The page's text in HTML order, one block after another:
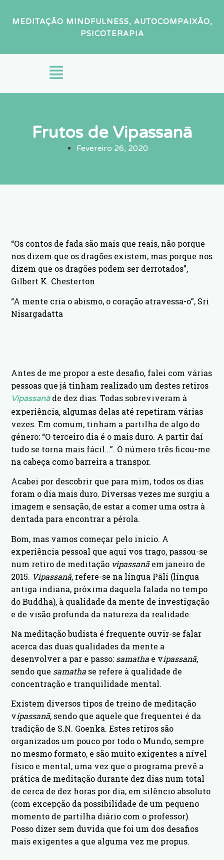
MEDITAÇÃO MINDFULNESS, AUTOCOMPAIXÃO,
PSICOTERAPIA
Frutos de Vipassanā
Fevereiro 26, 2020
“Os contos de fada são mais que reais, não porque
nos dizem que os dragões existem, mas porque nos
dizem que os dragões podem ser derrotados”,
Gilbert K. Chesterton
“A mente cria o abismo, o coração atravessa-o”, Sri
Nisargadatta
Antes de me propor a este desafio, falei com várias
pessoas que já tinham realizado um destes retiros
Vipassanā de dez dias. Todas sobreviveram à
experiência, algumas delas até repetiram várias
vezes. Em comum, tinham a partilha de algo do
género: “O terceiro dia é o mais duro. A partir daí
tudo se torna mais fácil…”. O número três ficou-me
na cabeça como barreira a transpor.
Acabei por descobrir que para mim, todos os dias
foram o dia mais duro. Diversas vezes me surgiu a
imagem e sensação, de estar a comer uma ostra à
dentada para encontrar a pérola.
Bom, mas vamos começar pelo inicio. A
experiência pessoal que aqui vos trago, passou-se
num retiro de meditação vipassanāem janeiro de
2015. Vipassanā, refere-se na língua Pāli (língua
antiga indiana, próxima daquela falada no tempo
do Buddha), à qualidade da mente de investigação
e de visão profunda da natureza da realidade.
Na meditação budista é frequente ouvir-se falar
acerca das duas qualidades da mente a
desenvolver a par e passo: samatha e vipassanā,
sendo que samatha se refere à qualidade de
concentração e tranquilidade mental.
Existem diversos tipos de treino de meditação
vipassanā, sendo que aquele que frequentei é da
tradição de S.N. Goenka. Estes retiros são
organizados um pouco por todo o Mundo, sempre
no mesmo formato, e são muito exigentes a nível
físico e mental, uma vez que o programa prevê a
prática de meditação durante dez dias num total
de cerca de dez horas por dia, em silêncio absoluto
(com excepção da possibilidade de um pequeno
momento de partilha diário com o professor).
Posso dizer sem duvida que foi um dos desafios
mais exigentes a que alguma vez me propus.